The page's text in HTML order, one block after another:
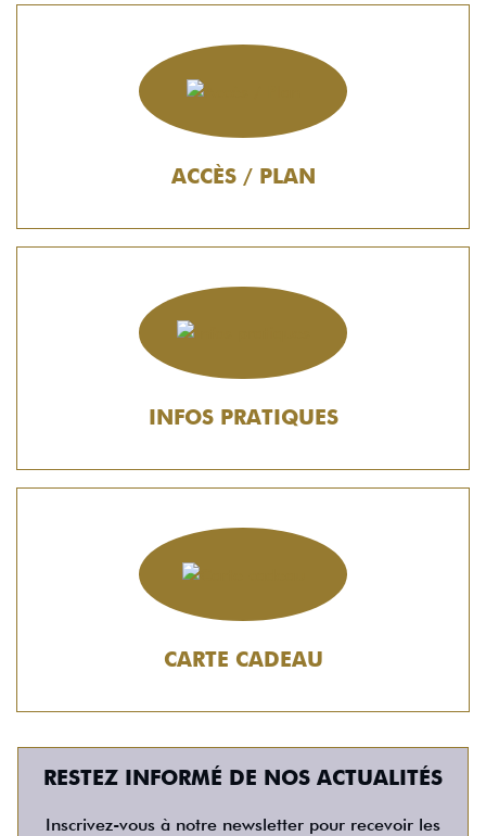
ACCÈS / PLAN
INFOS PRATIQUES
CARTE CADEAU
RESTEZ INFORMÉ DE NOS ACTUALITÉS
Inscrivez-vous à notre newsletter pour recevoir les